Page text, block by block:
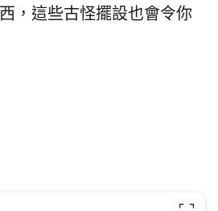
，這些古怪擺設也會令你